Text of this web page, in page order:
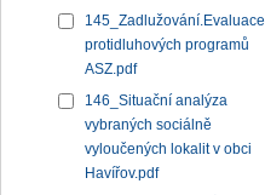
145_Zadlužování.Evaluace
protidluhových programů
ASZ.pdf
146_Situační analýza
vybraných sociálně
vyloučených lokalit v obci
Havířov.pdf